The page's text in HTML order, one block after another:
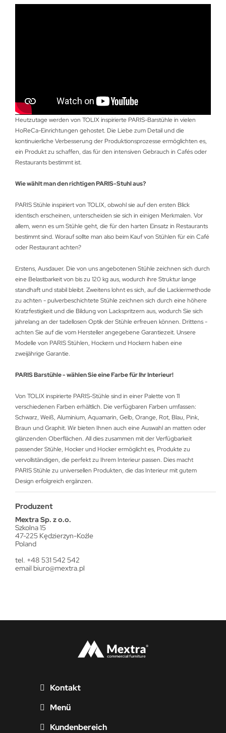
Heutzutage werden von TOLIX inspirierte PARIS-Barstühle in vielen
HoReCa-Einrichtungen gehostet. Die Liebe zum Detail und die
kontinuierliche Verbesserung der Produktionsprozesse ermöglichten es,
ein Produkt zu schaffen, das für den intensiven Gebrauch in Cafés oder
Restaurants bestimmt ist.
Wie wählt man den richtigen PARIS-Stuhl aus?
PARIS Stühle inspiriert von TOLIX, obwohl sie auf den ersten Blick
identisch erscheinen, unterscheiden sie sich in einigen Merkmalen. Vor
allem, wenn es um Stühle geht, die für den harten Einsatz in Restaurants
bestimmt sind. Worauf sollte man also beim Kauf von Stühlen für ein Café
oder Restaurant achten?
Erstens, Ausdauer. Die von uns angebotenen Stühle zeichnen sich durch
eine Belastbarkeit von bis zu 120 kg aus, wodurch ihre Struktur lange
standhaft und stabil bleibt. Zweitens lohnt es sich, auf die Lackiermethode
zu achten - pulverbeschichtete Stühle zeichnen sich durch eine höhere
Kratzfestigkeit und die Bildung von Lackspritzern aus, wodurch Sie sich
jahrelang an der tadellosen Optik der Stühle erfreuen können. Drittens -
achten Sie auf die vom Hersteller angegebene Garantiezeit. Unsere
Modelle von PARIS Stühlen, Hockern und Hockern haben eine
zweijährige Garantie.
PARIS Barstühle - wählen Sie eine Farbe für Ihr Interieur!
Von TOLIX inspirierte PARIS-Stühle sind in einer Palette von 11
verschiedenen Farben erhältlich. Die verfügbaren Farben umfassen:
Schwarz, Weiß, Aluminium, Aquamarin, Gelb, Orange, Rot, Blau, Pink,
Braun und Graphit. Wir bieten Ihnen auch eine Auswahl an matten oder
glänzenden Oberflächen. All dies zusammen mit der Verfügbarkeit
passender Stühle, Hocker und Hocker ermöglicht es, Produkte zu
vervollständigen, die perfekt zu Ihrem Interieur passen. Dies macht
PARIS Stühle zu universellen Produkten, die das Interieur mit gutem
Design erfolgreich ergänzen.
Produzent
Mextra Sp. z o.o.
Szkolna 15
47-225 Kędzierzyn-Koźle
Poland
tel. +48 531 542 542
email biuro@mextra.pl
Kontakt
Menü
Kundenbereich